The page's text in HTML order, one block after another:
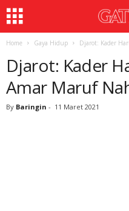
Home Gaya Hidup Djarot: Kader
Djarot: Kader
Amar Maruf
By Baringin - 11 Maret 2021